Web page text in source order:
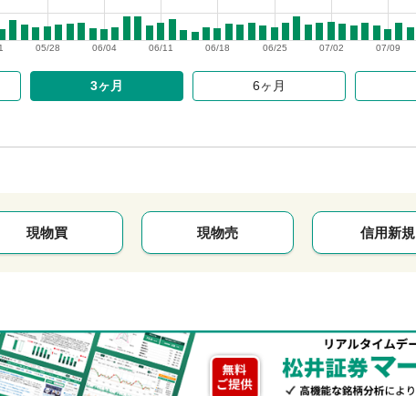
07/09
07/02
06/25
06/18
06/11
06/04
05/28
3ヶ月 6ヶ月
現物買 現物売 信用新規